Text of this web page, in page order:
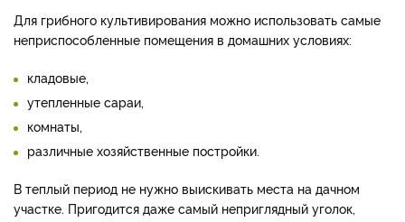
Для грибного культивирования можно использовать самые
неприспособленные помещения в домашних условиях:
кладовые,
утепленные сараи,
комнаты,
различные хозяйственные постройки.
В теплый период не нужно выискивать места на дачном
участке. Пригодится даже самый неприглядный уголок,